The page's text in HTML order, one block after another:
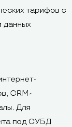
тарифов с
данных
CRM-
Для
под СУБД